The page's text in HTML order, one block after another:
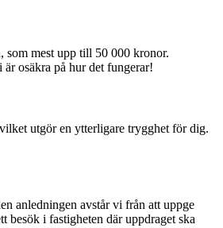
som mest upp till 50 000 kronor.
osäkra på hur det fungerar!
utgör en ytterligare trygghet för dig.
anledningen avstår vi från att uppge
besök i fastigheten där uppdraget ska